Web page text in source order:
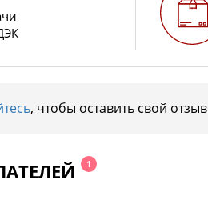
, чтобы оставить свой отзыв
1